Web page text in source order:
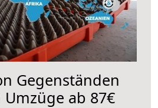
Gegenständen
ab 87€